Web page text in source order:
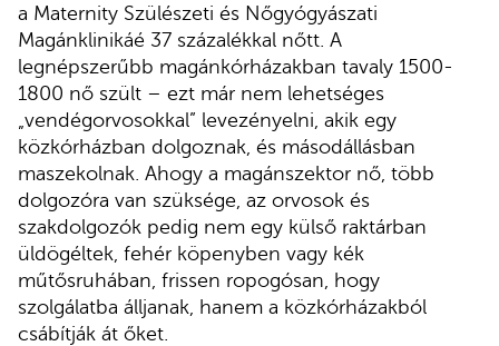
a Maternity Szülészeti és Nőgyógyászati
Magánklinikáé 37 százalékkal nőtt. A
legnépszerűbb magánkórházakban tavaly 1500-
1800 nő szült – ezt már nem lehetséges
„vendégorvosokkal” levezényelni, akik egy
közkórházban dolgoznak, és másodállásban
maszekolnak. Ahogy a magánszektor nő, több
dolgozóra van szüksége, az orvosok és
szakdolgozók pedig nem egy külső raktárban
üldögéltek, fehér köpenyben vagy kék
műtősruhában, frissen ropogósan, hogy
szolgálatba álljanak, hanem a közkórházakból
csábítják át őket.